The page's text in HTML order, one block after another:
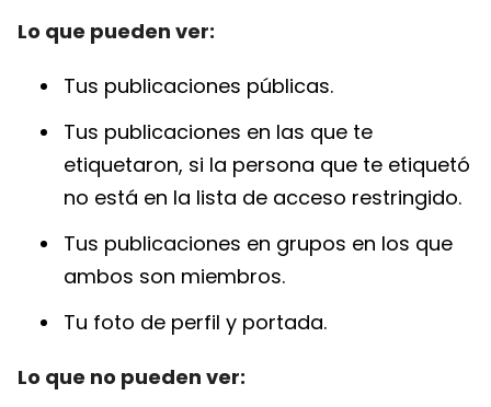
Lo que pueden ver:
Tus publicaciones públicas.
Tus publicaciones en las que te
etiquetaron, si la persona que te etiquetó
no está en la lista de acceso restringido.
Tus publicaciones en grupos en los que
ambos son miembros.
Tu foto de perfil y portada.
Lo que no pueden ver: